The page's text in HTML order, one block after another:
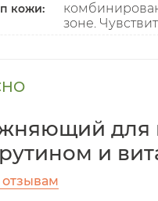
кожи:
зоне.
для
и